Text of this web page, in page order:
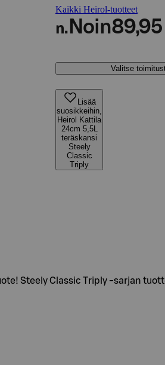
Kaikki Heirol-tuotteet
n. Noin
Valitse
Lisää
suosikkeihin,
Heirol Kattila
24cm 5,5L
teräskansi
Steely
Classic
Triply
Steely Classic Triply -sarjan